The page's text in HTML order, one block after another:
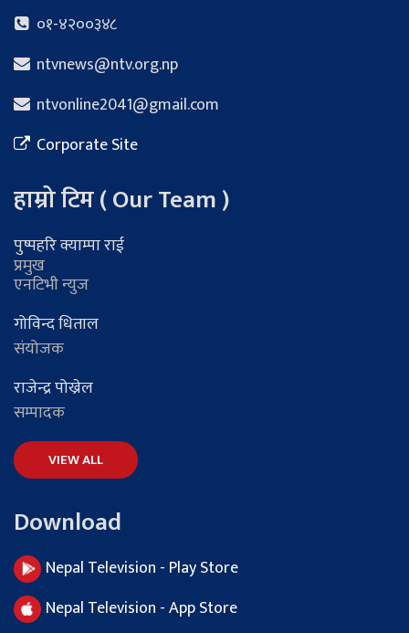
०१-४२००३४८
ntvnews@ntv.org.np
ntvonline2041@gmail.com
Corporate Site
हाम्रो टिम ( Our Team )
पुष्पहरि क्याम्पा राई
प्रमुख
एनटिभी न्युज
गोविन्द धिताल
संयोजक
राजेन्द्र पोख्रेल
सम्पादक
VIEW ALL
Download
Nepal Television - Play Store
Nepal Television - App Store